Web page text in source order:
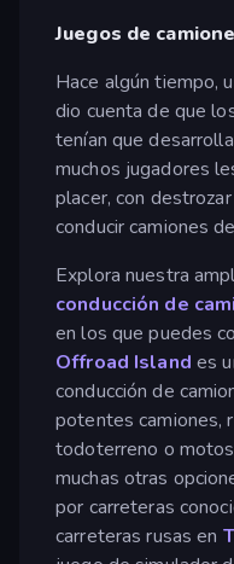
Juegos de
Hace algún tiempo,
dio cuenta de que
tenían que
muchos jugadores
placer, con
conducir camiones
Explora nuestra
conducción de
en los que puedes
Offroad Island es
conducción de
potentes camiones,
todoterreno o
muchas otras
por carreteras
carreteras rusas en